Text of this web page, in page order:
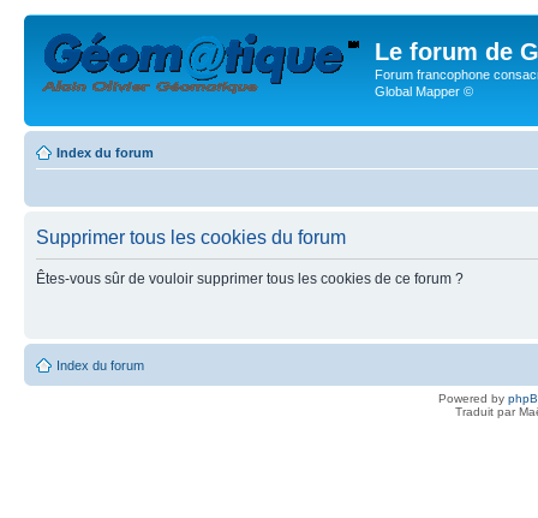
Le forum de
Forum francophone
Global Mapper ©
Index du forum
Supprimer tous les cookies du forum
Êtes-vous sûr de vouloir supprimer tous les cookies de ce forum ?
Index du forum
Powered by
Traduit par